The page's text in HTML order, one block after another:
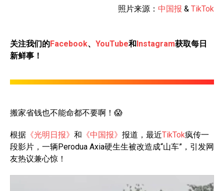
照片来源： 中国报 & TikTok
关注我们的Facebook、 YouTube和Instagram获取每日
新鲜事！
搬家省钱也不能命都不要啊！😱
根据 《光明日报》 和 《中国报》 报道，最近TikTok疯传一
段影片，一辆Perodua Axia硬生生被改造成“山车”，引发网
友热议兼心惊！